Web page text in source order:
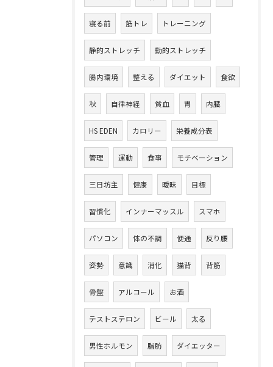
寝る前 筋トレ トレーニング
静的ストレッチ 動的ストレッチ
腸内環境 整える ダイエット 食欲
秋 自律神経 貧血 胃 内臓
HS EDEN カロリー 栄養成分表
管理 運動 食事 モチベーション
三日坊主 健康 曖昧 目標
習慣化 インナーマッスル スマホ
パソコン 体の不調 便通 反り腰
姿勢 意識 消化 猫背 背筋
骨盤 アルコール お酒
テストステロン ビール 太る
男性ホルモン 脂肪 ダイエッター